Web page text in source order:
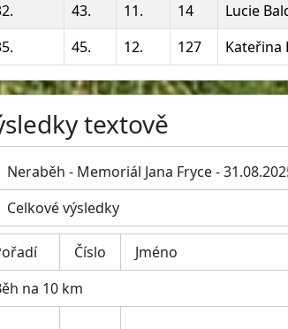
43. 11. 14 Lucie
45. 12. 127 Kateřina
textově
Neraběh - Memoriál Jana Fryce -
Celkové výsledky
Číslo Jméno
na 10 km